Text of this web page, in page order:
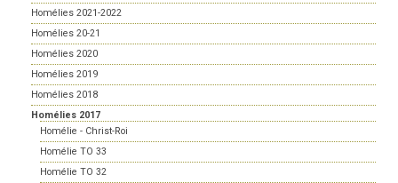
Homélies 2021-2022
Homélies 20-21
Homélies 2020
Homélies 2019
Homélies 2018
Homélies 2017
Homélie - Christ-Roi
Homélie TO 33
Homélie TO 32